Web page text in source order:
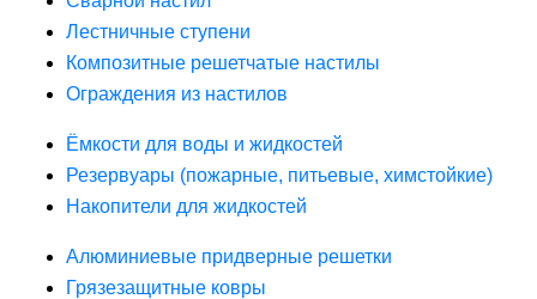
Лестничные ступени
Композитные решетчатые настилы
Ограждения из настилов
Ёмкости для воды и жидкостей
Резервуары (пожарные, питьевые, химстойкие)
Накопители для жидкостей
Алюминиевые придверные решетки
Грязезащитные ковры